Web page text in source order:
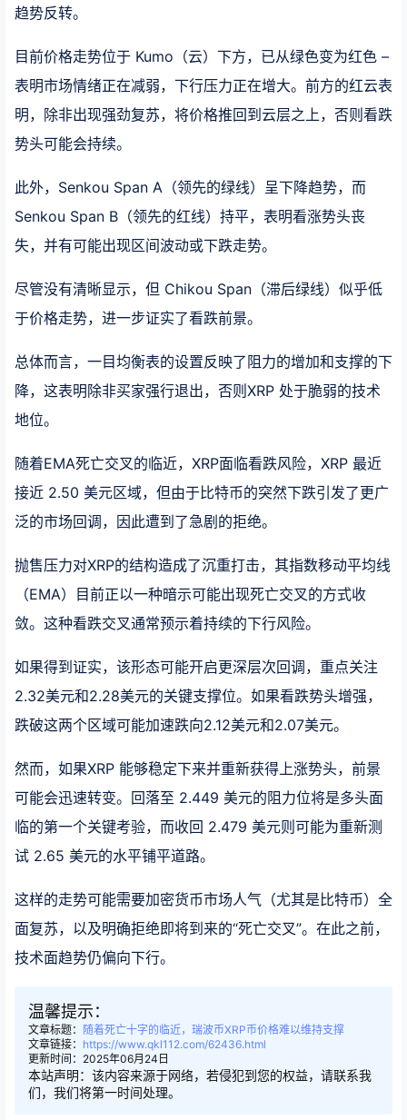
趋势反转。
目前价格走势位于 Kumo（云）下方，已从绿色变为红色 –
表明市场情绪正在减弱，下行压力正在增大。前方的红云表
明，除非出现强劲复苏，将价格推回到云层之上，否则看跌
势头可能会持续。
此外，Senkou Span A（领先的绿线）呈下降趋势，而
Senkou Span B（领先的红线）持平，表明看涨势头丧
失，并有可能出现区间波动或下跌走势。
尽管没有清晰显示，但 Chikou Span（滞后绿线）似乎低
于价格走势，进一步证实了看跌前景。
总体而言，一目均衡表的设置反映了阻力的增加和支撑的下
降，这表明除非买家强行退出，否则XRP 处于脆弱的技术
地位。
随着EMA死亡交叉的临近，XRP面临看跌风险，XRP 最近
接近 2.50 美元区域，但由于比特币的突然下跌引发了更广
泛的市场回调，因此遭到了急剧的拒绝。
抛售压力对XRP的结构造成了沉重打击，其指数移动平均线
（EMA）目前正以一种暗示可能出现死亡交叉的方式收
敛。这种看跌交叉通常预示着持续的下行风险。
如果得到证实，该形态可能开启更深层次回调，重点关注
2.32美元和2.28美元的关键支撑位。如果看跌势头增强，
跌破这两个区域可能加速跌向2.12美元和2.07美元。
然而，如果XRP 能够稳定下来并重新获得上涨势头，前景
可能会迅速转变。回落至 2.449 美元的阻力位将是多头面
临的第一个关键考验，而收回 2.479 美元则可能为重新测
试 2.65 美元的水平铺平道路。
这样的走势可能需要加密货币市场人气（尤其是比特币）全
面复苏，以及明确拒绝即将到来的“死亡交叉”。在此之前，
技术面趋势仍偏向下行。
温馨提示：
文章标题： 随着死亡十字的临近，瑞波币XRP币价格难以维持支撑
文章链接： https://www.qkl112.com/62436.html
更新时间：2025年06月24日
本站声明：该内容来源于网络，若侵犯到您的权益，请联系我
们，我们将第一时间处理。